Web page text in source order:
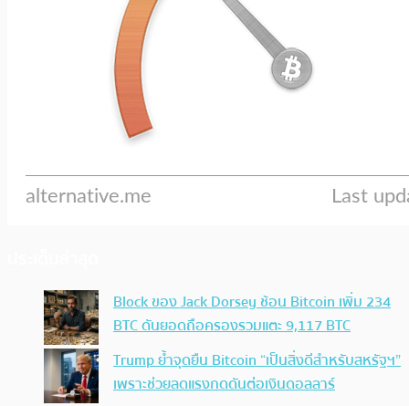
Block ของ Jack Dorsey ช้อน Bitcoin เพิ่ม 234
BTC ดันยอดถือครองรวมแตะ 9,117 BTC
Trump ย้ำจุดยืน Bitcoin “เป็นสิ่งดีสำหรับสหรัฐฯ”
เพราะช่วยลดแรงกดดันต่อเงินดอลลาร์